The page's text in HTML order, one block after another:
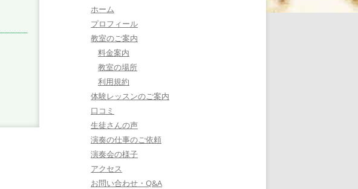
詳しく見る・・・
事。
保護者の方が指導者に求めることは…
詳しく見る・・・
上松さんとは、ラジオで
ホーム
プロフィール
教室のご案内
料金案内
教室の場所
利用規約
体験レッスンのご案内
口コミ
生徒さんの声
演奏の仕事のご依頼
演奏会の様子
アクセス
お問い合わせ・Q&A